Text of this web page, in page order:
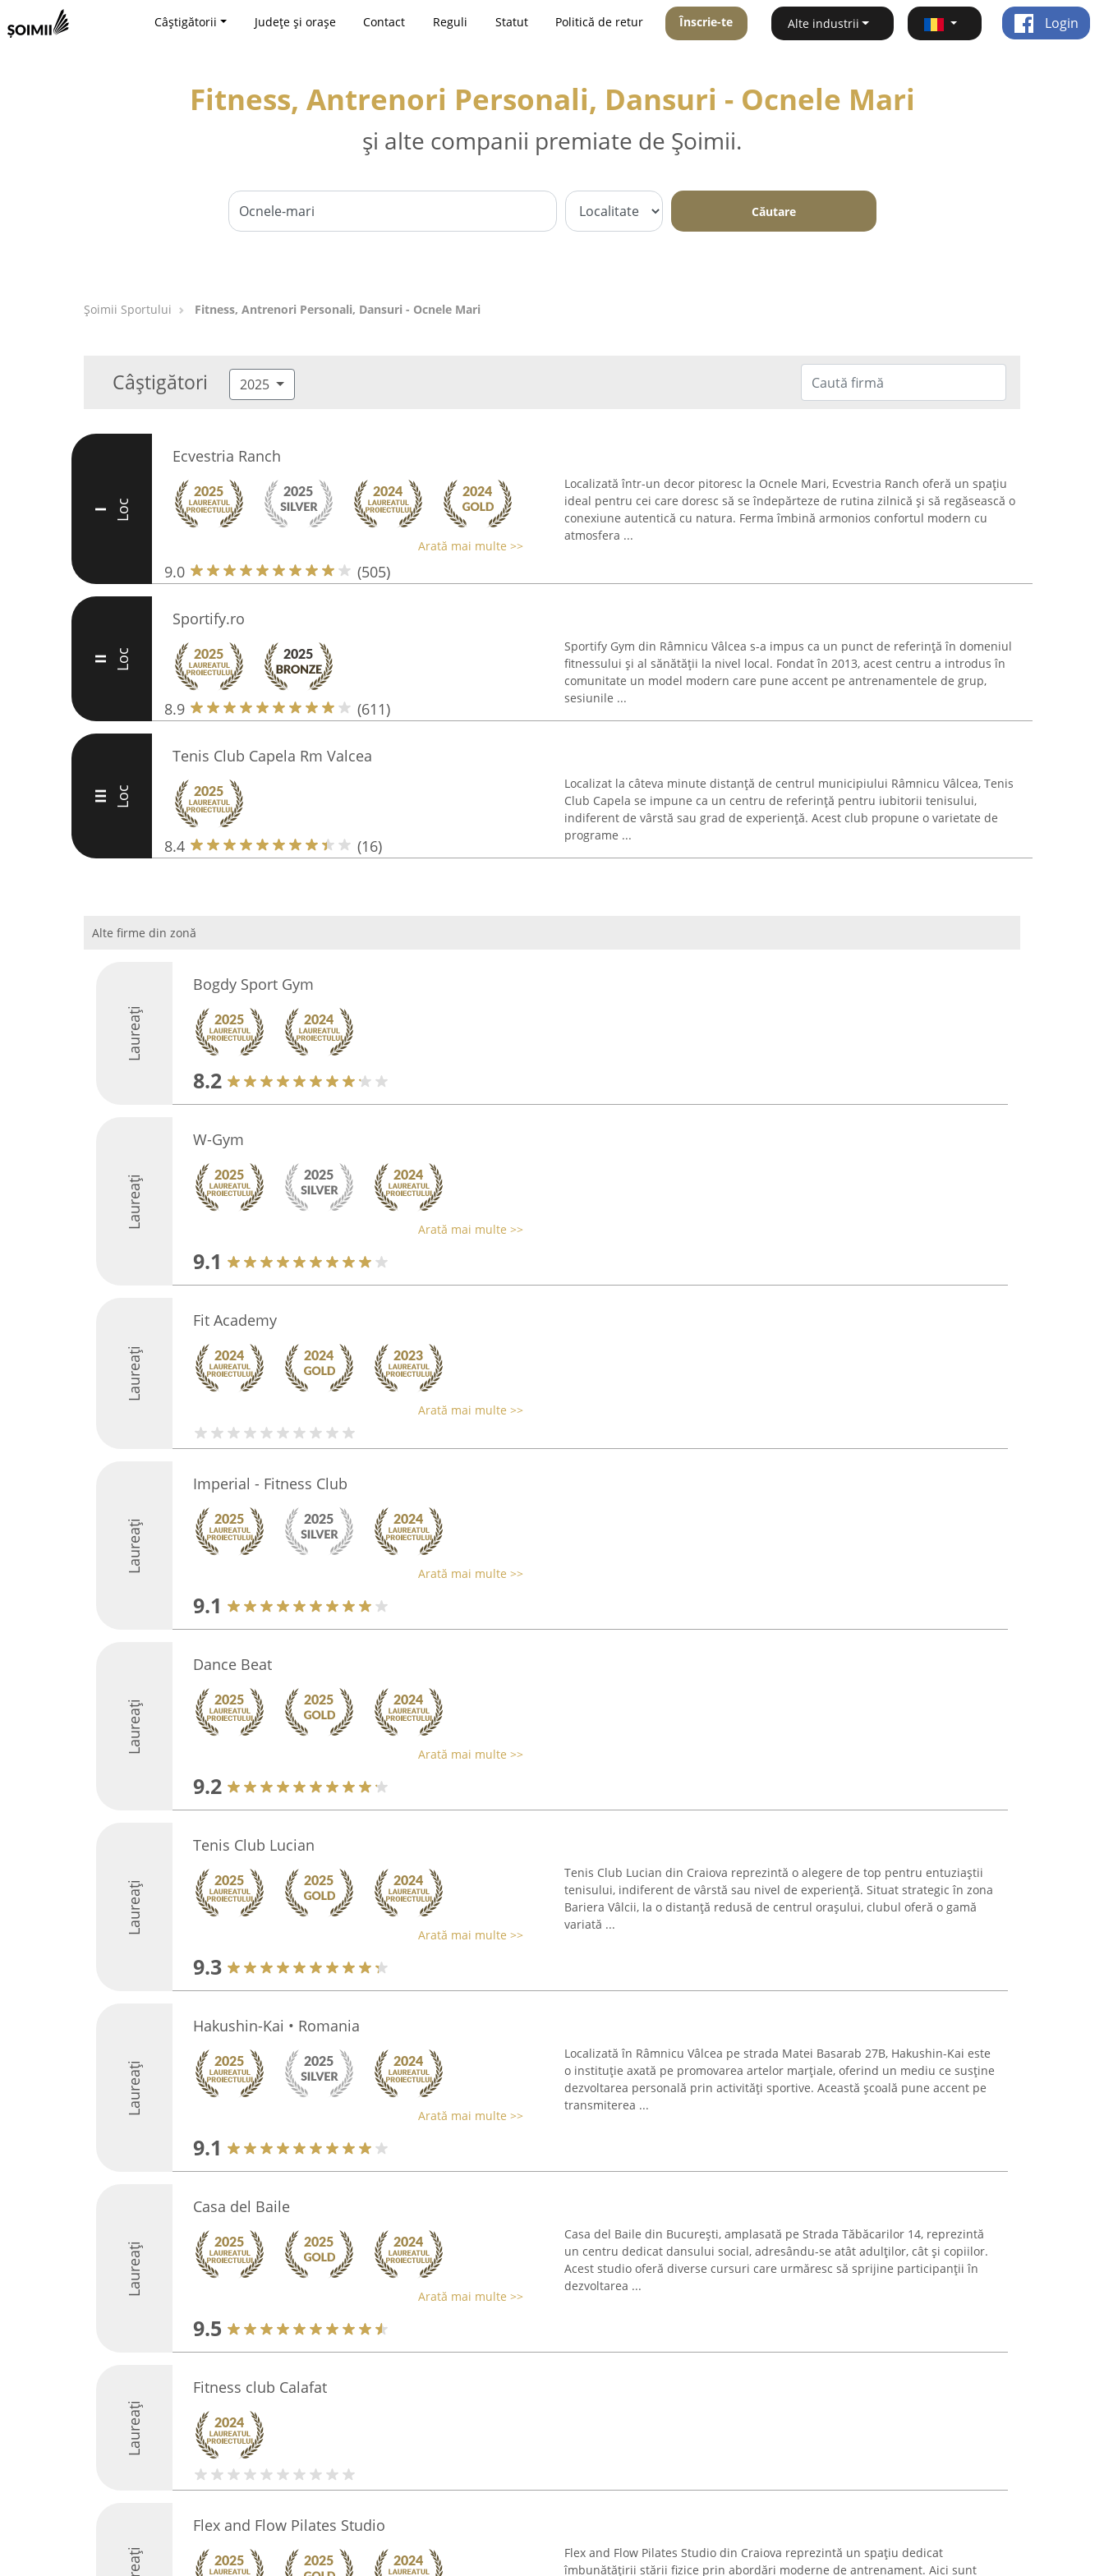
Câștigătorii Județe și orașe Contact Reguli Statut Politică de retur Înscrie-te Alte industrii Login
Fitness, Antrenori Personali, Dansuri - Ocnele Mari
și alte companii premiate de Șoimii.
Căutare
Șoimii Sportului Fitness, Antrenori Personali, Dansuri - Ocnele Mari
Câștigători 2025
I Loc
Ecvestria Ranch
Arată mai multe >>
9.0 (505)
Localizată într-un decor pitoresc la Ocnele Mari, Ecvestria Ranch oferă un spațiu
ideal pentru cei care doresc să se îndepărteze de rutina zilnică și să regăsească o
conexiune autentică cu natura. Ferma îmbină armonios confortul modern cu
atmosfera ...
II Loc
Sportify.ro
8.9 (611)
Sportify Gym din Râmnicu Vâlcea s-a impus ca un punct de referință în domeniul
fitnessului și al sănătății la nivel local. Fondat în 2013, acest centru a introdus în
comunitate un model modern care pune accent pe antrenamentele de grup,
sesiunile ...
III Loc
Tenis Club Capela Rm Valcea
8.4 (16)
Localizat la câteva minute distanță de centrul municipiului Râmnicu Vâlcea, Tenis
Club Capela se impune ca un centru de referință pentru iubitorii tenisului,
indiferent de vârstă sau grad de experiență. Acest club propune o varietate de
programe ...
Alte firme din zonă
Laureați
Bogdy Sport Gym
8.2
Laureați
W-Gym
Arată mai multe >>
9.1
Laureați
Fit Academy
Arată mai multe >>
Laureați
Imperial - Fitness Club
Arată mai multe >>
9.1
Laureați
Dance Beat
Arată mai multe >>
9.2
Laureați
Tenis Club Lucian
Arată mai multe >>
9.3
Tenis Club Lucian din Craiova reprezintă o alegere de top pentru entuziaștii
tenisului, indiferent de vârstă sau nivel de experiență. Situat strategic în zona
Bariera Vâlcii, la o distanță redusă de centrul orașului, clubul oferă o gamă
variată ...
Laureați
Hakushin-Kai • Romania
Arată mai multe >>
9.1
Localizată în Râmnicu Vâlcea pe strada Matei Basarab 27B, Hakushin-Kai este
o instituție axată pe promovarea artelor marțiale, oferind un mediu ce susține
dezvoltarea personală prin activități sportive. Această școală pune accent pe
transmiterea ...
Laureați
Casa del Baile
Arată mai multe >>
9.5
Casa del Baile din București, amplasată pe Strada Tăbăcarilor 14, reprezintă
un centru dedicat dansului social, adresându-se atât adulților, cât și copiilor.
Acest studio oferă diverse cursuri care urmăresc să sprijine participanții în
dezvoltarea ...
Laureați
Fitness club Calafat
Flex and Flow Pilates Studio
Flex and Flow Pilates Studio din Craiova reprezintă un spațiu dedicat
îmbunătățirii stării fizice prin abordări moderne de antrenament. Aici sunt